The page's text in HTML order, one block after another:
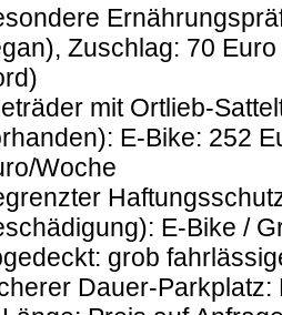
Zuschlag: 70
mit Ortlieb-
E-Bike: 252
Woche
E-Bike /
grob
Dauer-Parkplatz: